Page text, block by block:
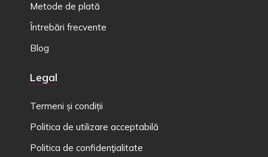
Metode de plată
Întrebări frecvente
Blog
Legal
Termeni și condiții
Politica de utilizare acceptabilă
Politica de confidenţialitate